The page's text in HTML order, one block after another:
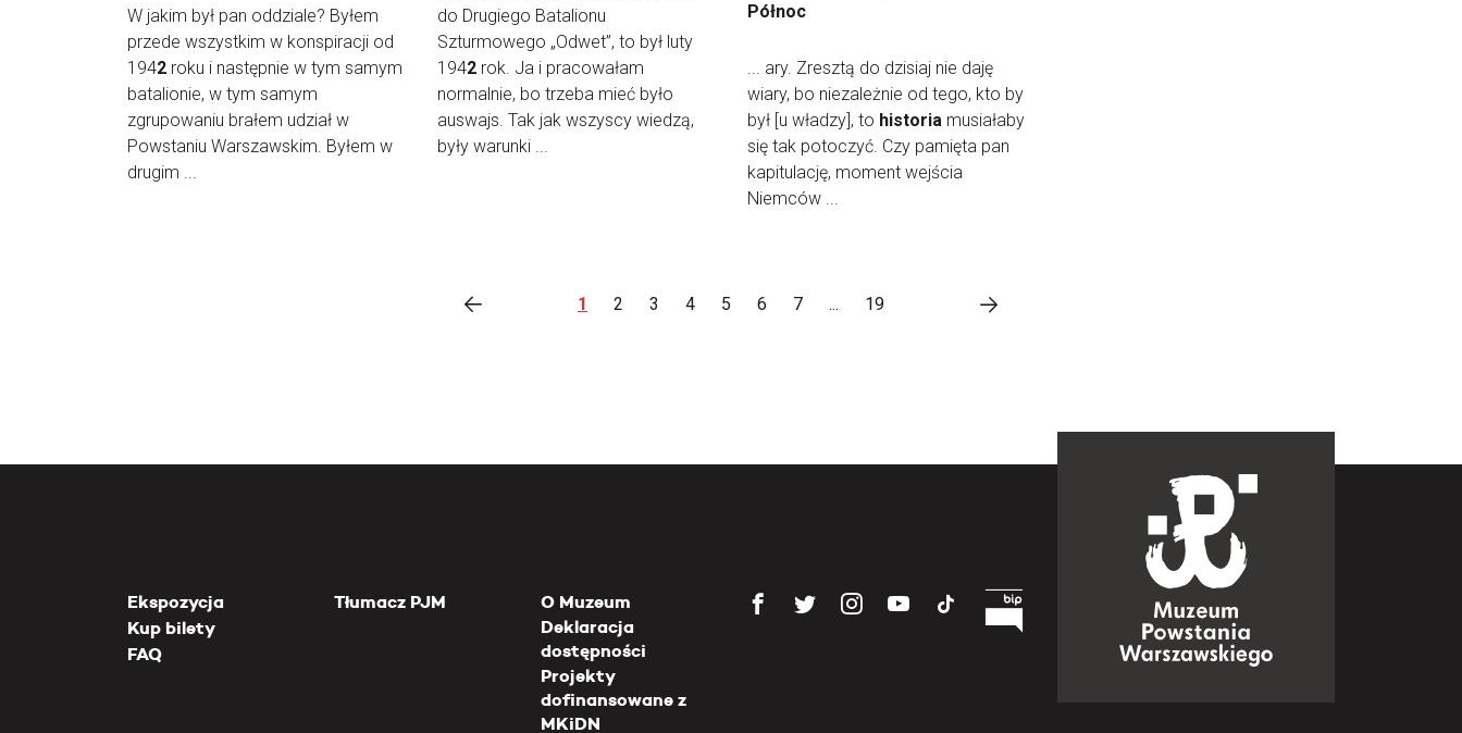
W jakim był pan oddziale? Byłem
przede wszystkim w konspiracji od
1942 roku i następnie w tym samym
batalionie, w tym samym
zgrupowaniu brałem udział w
Powstaniu Warszawskim. Byłem w
drugim ...
do Drugiego Batalionu
Szturmowego „Odwet”, to był luty
1942 rok. Ja i pracowałam
normalnie, bo trzeba mieć było
auswajs. Tak jak wszyscy wiedzą,
były warunki ...
Północ
... ary. Zresztą do dzisiaj nie daję
wiary, bo niezależnie od tego, kto by
był [u władzy], to historia musiałaby
się tak potoczyć. Czy pamięta pan
kapitulację, moment wejścia
Niemców ...
1 2 3 4 5 6 7 ... 19
Ekspozycja
Kup bilety
FAQ
Tłumacz PJM
O Muzeum
Deklaracja
dostępności
Projekty
dofinansowane z
MKiDN